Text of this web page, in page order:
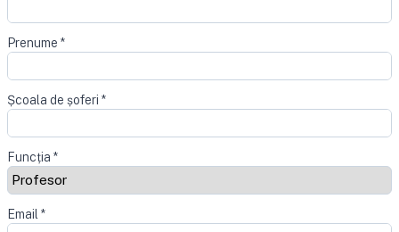
Prenume *
Școala de șoferi *
Funcția *
Email *